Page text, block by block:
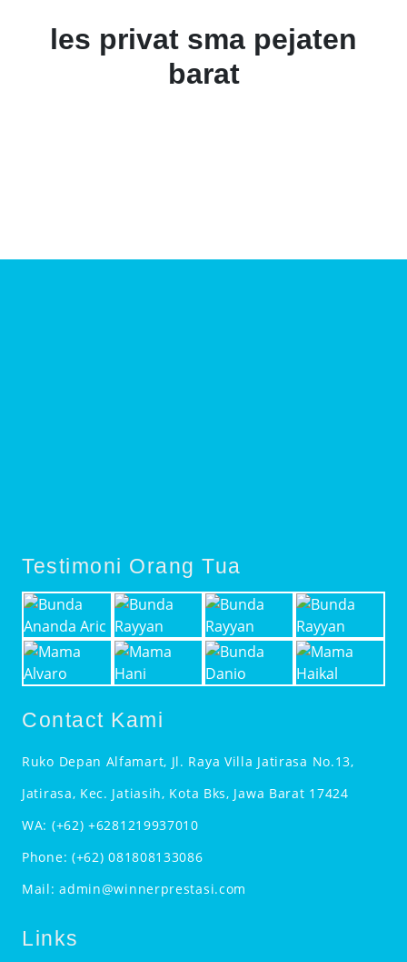
les privat sma pejaten
barat
Testimoni Orang Tua
Contact Kami
Ruko Depan Alfamart, Jl. Raya Villa Jatirasa No.13,
Jatirasa, Kec. Jatiasih, Kota Bks, Jawa Barat 17424
WA: (+62) +6281219937010
Phone: (+62) 081808133086
Mail:admin@winnerprestasi.com
Links